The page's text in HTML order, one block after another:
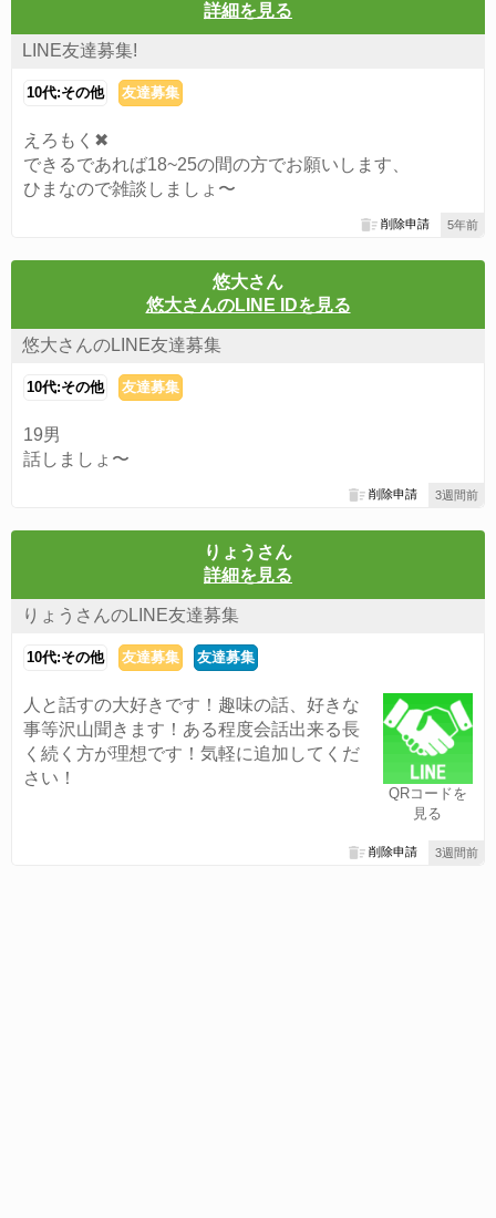
詳細を見る
LINE友達募集!
10代:その他 友達募集
えろもく✖
できるであれば18~25の間の方でお願いします、
ひまなので雑談しましょ〜
5年前
削除申請
悠大さん
悠大さんのLINE IDを見る
悠大さんのLINE友達募集
10代:その他 友達募集
19男
話しましょ〜
3週間前
削除申請
りょうさん
詳細を見る
りょうさんのLINE友達募集
10代:その他 友達募集 友達募集
QRコードを
見る
人と話すの大好きです！趣味の話、好きな
事等沢山聞きます！ある程度会話出来る長
く続く方が理想です！気軽に追加してくだ
さい！
3週間前
削除申請